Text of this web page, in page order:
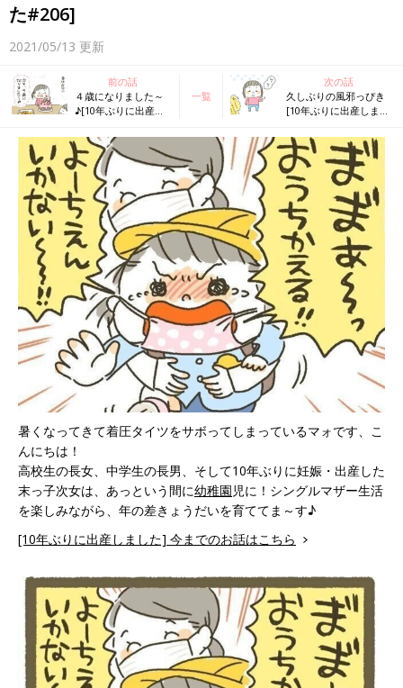
た#206]
2021/05/13 更新
前の話
４歳になりました～
♪[10年ぶりに出産し
一覧
次の話
久しぶりの風邪っぴき
[10年ぶりに出産しまし
暑くなってきて着圧タイツをサボってしまっているマォです、こ
んにちは！
高校生の長女、中学生の長男、そして10年ぶりに妊娠・出産した
末っ子次女は、あっという間に幼稚園児に！シングルマザー生活
を楽しみながら、年の差きょうだいを育ててま～す♪
[10年ぶりに出産しました] 今までのお話はこちら